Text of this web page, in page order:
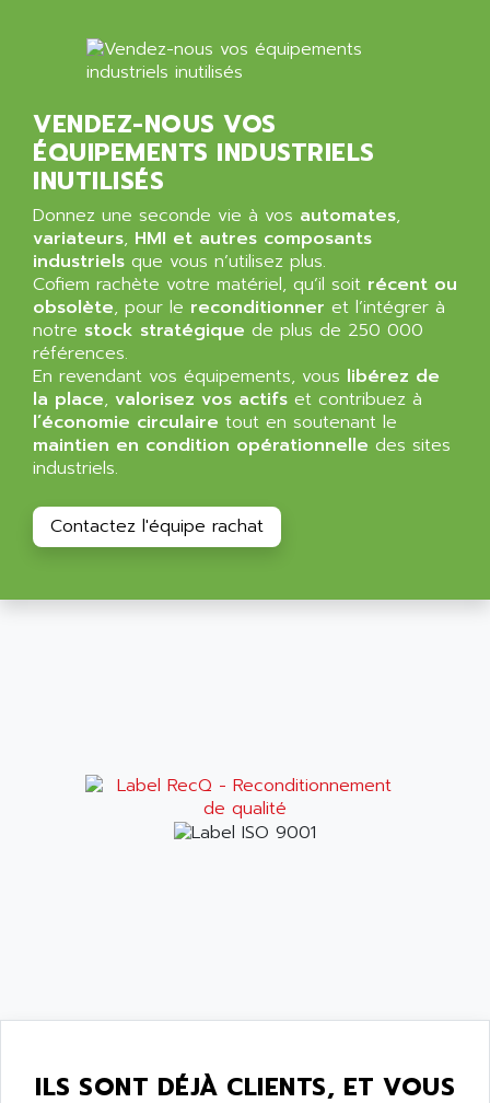
VENDEZ-NOUS VOS
ÉQUIPEMENTS INDUSTRIELS
INUTILISÉS
Donnez une seconde vie à vos automates,
variateurs, HMI et autres composants
industriels que vous n’utilisez plus.
Cofiem rachète votre matériel, qu’il soit récent ou
obsolète, pour le reconditionner et l’intégrer à
notre stock stratégique de plus de 250 000
références.
En revendant vos équipements, vous libérez de
la place, valorisez vos actifs et contribuez à
l’économie circulaire tout en soutenant le
maintien en condition opérationnelle des sites
industriels.
Contactez l'équipe rachat
ILS SONT DÉJÀ CLIENTS, ET VOUS